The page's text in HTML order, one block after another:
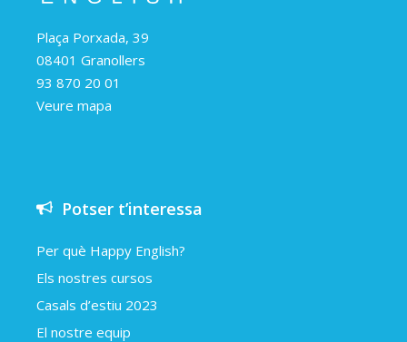
Plaça Porxada, 39
08401 Granollers
93 870 20 01
Veure mapa
Potser t’interessa
Per què Happy English?
Els nostres cursos
Casals d’estiu 2023
El nostre equip